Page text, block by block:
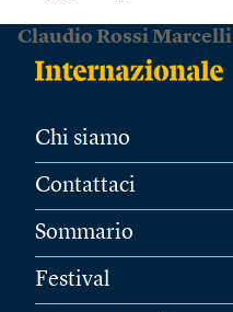
Claudio Rossi Marcelli
Chi siamo
Contattaci
Sommario
Festival